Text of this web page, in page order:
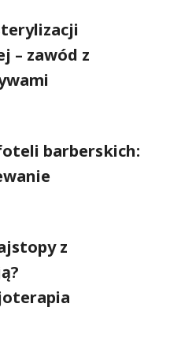
– zawód z
barberskich:
z